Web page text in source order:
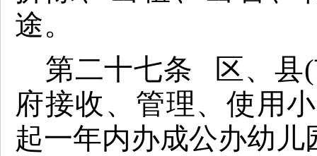
途。
第二十七条 区、县
府接收、管理、使用
起一年内办成公办幼儿